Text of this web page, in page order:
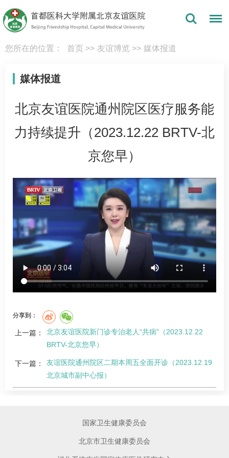
您所在的位置： 首页 >> 友谊博览 >> 媒体报道
媒体报道
北京友谊医院通州院区医疗服务能
力持续提升（2023.12.22 BRTV-北
京您早）
分享到：
上一篇：
北京友谊医院新门诊专治老人“共病”（2023.12.22
BRTV-北京您早）
下一篇：
友谊医院通州院区二期本周五全面开诊（2023.12.19
北京城市副中心报）
国家卫生健康委员会
北京市卫生健康委员会